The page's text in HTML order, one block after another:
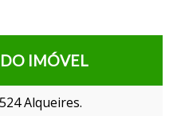
IMÓVEL
Alqueires.